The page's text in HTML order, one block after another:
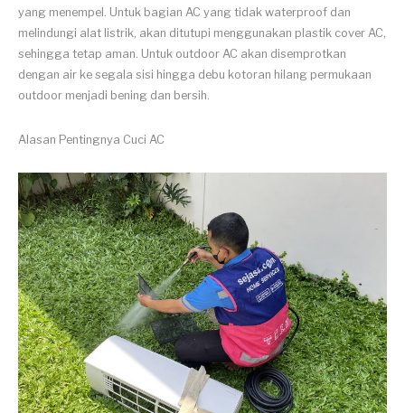
yang menempel. Untuk bagian AC yang tidak waterproof dan
melindungi alat listrik, akan ditutupi menggunakan plastik cover AC,
sehingga tetap aman. Untuk outdoor AC akan disemprotkan
dengan air ke segala sisi hingga debu kotoran hilang permukaan
outdoor menjadi bening dan bersih.
Alasan Pentingnya Cuci AC